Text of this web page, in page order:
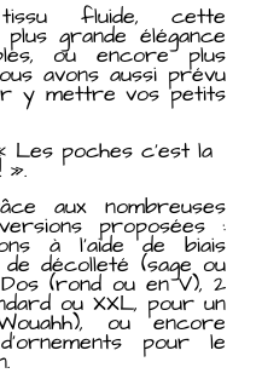
fluide, cette
grande élégance
ou encore plus
avons aussi prévu
y mettre vos petits
c’est la
».
aux nombreuses
proposées :
à l’aide de biais
décolleté (sage ou
(rond ou en V), 2
ou XXL, pour un
ou encore
pour le